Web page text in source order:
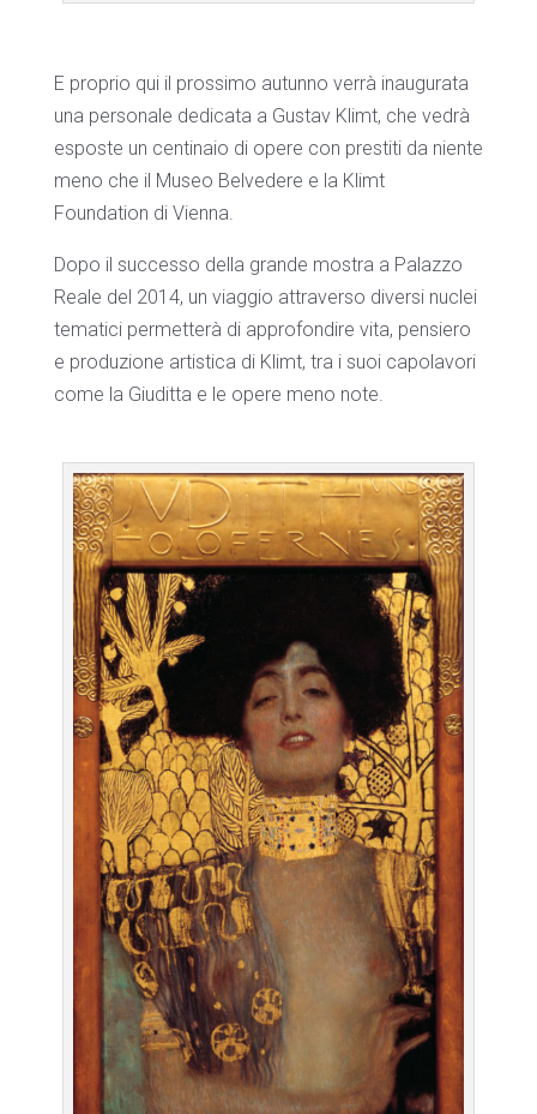
E proprio qui il prossimo autunno verrà inaugurata
una personale dedicata a Gustav Klimt, che vedrà
esposte un centinaio di opere con prestiti da niente
meno che il Museo Belvedere e la Klimt
Foundation di Vienna.
Dopo il successo della grande mostra a Palazzo
Reale del 2014, un viaggio attraverso diversi nuclei
tematici permetterà di approfondire vita, pensiero
e produzione artistica di Klimt, tra i suoi capolavori
come la Giuditta e le opere meno note.